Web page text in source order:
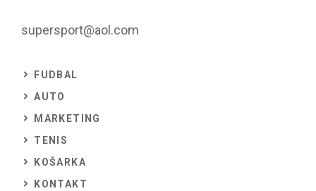
supersport@aol.com
FUDBAL
AUTO
MARKETING
TENIS
KOŠARKA
KONTAKT